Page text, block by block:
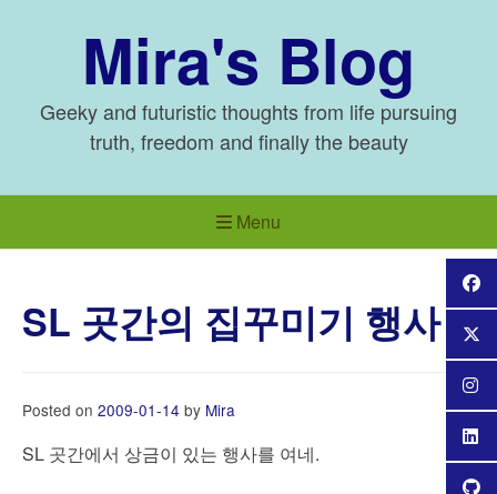
Mira's Blog
Geeky and futuristic thoughts from life pursuing
truth, freedom and finally the beauty
Menu
SL 곳간의 집꾸미기 행사
Posted on 2009-01-14 by Mira
SL 곳간에서 상금이 있는 행사를 여네.